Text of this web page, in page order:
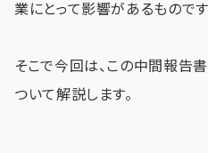
業にとって影響があるものです
そこで今回は、この中間報告
ついて解説します。